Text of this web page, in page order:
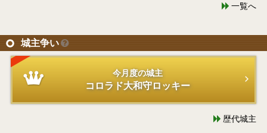
一覧へ
城主争い
今月度の城主
コロラド大和守ロッキー
歴代城主